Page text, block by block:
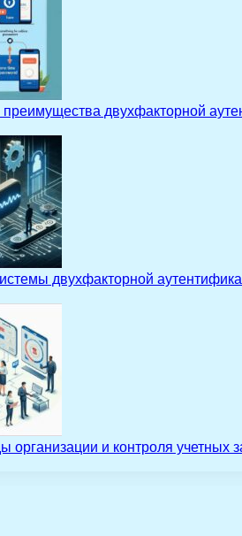
двухфакторной
двухфакторной
организации и контроля учетных